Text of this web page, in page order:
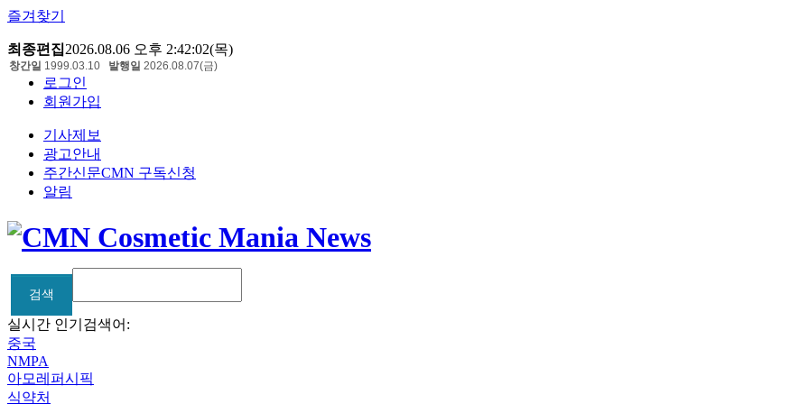
즐겨찾기
최종편집2026.08.06 오후 2:42:02(목)
로그인
회원가입
기사제보
광고안내
주간신문CMN 구독신청
알림
창간일 1999.03.10 발행일 2026.08.07(금)
검색
검색
실시간 인기검색어:
중국
NMPA
아모레퍼시픽
식약처